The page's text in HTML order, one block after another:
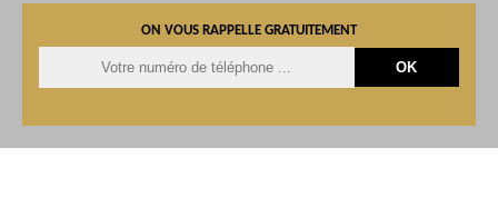
ON VOUS RAPPELLE GRATUITEMENT